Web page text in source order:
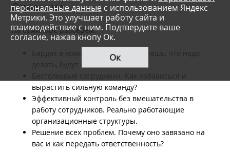
Описание
На семинаре разберем:
Бардак в компании: пока не скажешь, что надо
делать, будут бездельничать.
Бестолковые сотрудники. Как избавиться и
вырастить сильную команду?
Эффективный контроль без вмешательства в
работу сотрудников. Реально работающие
организационные структуры.
Решение всех проблем. Почему оно завязано на
вас и как передать ответственность?
персональные данные с использованием Яндекс
Метрики. Это улучшает работу сайта и
взаимодействие с ним. Подтвердите ваше
согласие, нажав кнопу Ок.
Ок